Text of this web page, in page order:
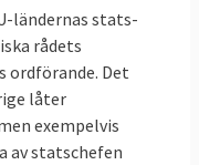
ländernas stats-
rådets
ordförande. Det
låter
exempelvis
av statschefen